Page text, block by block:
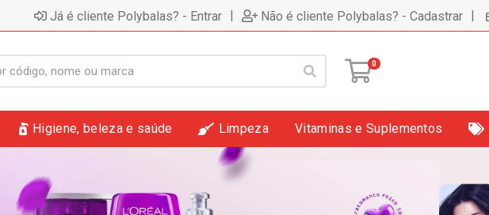
Já é cliente Polybalas? - Entrar | Não é cliente Polybalas? - Cadastrar |
0
Higiene, beleza e saúde Limpeza Vitaminas e Suplementos